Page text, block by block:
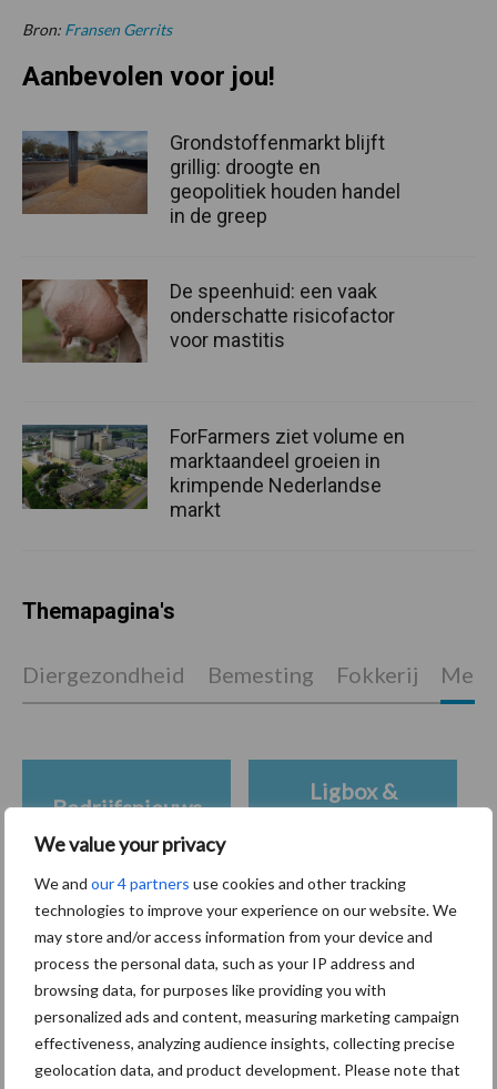
We value your privacy
We and our 4 partners use cookies and other tracking
technologies to improve your experience on our website. We
may store and/or access information from your device and
process the personal data, such as your IP address and
browsing data, for purposes like providing you with
personalized ads and content, measuring marketing campaign
effectiveness, analyzing audience insights, collecting precise
geolocation data, and product development. Please note that
Bron: Fransen Gerrits
Primaire
Recent nieuws Partner nieuws
Aanbevolen voor jou!
Grondstoffenmarkt blijft
grillig: droogte en
geopolitiek houden handel
in de greep
De speenhuid: een vaak
onderschatte risicofactor
voor mastitis
ForFarmers ziet volume en
marktaandeel groeien in
krimpende Nederlandse
markt
Themapagina's
Diergezondheid Bemesting Fokkerij
Bedrijfsnieuws
Ligbox &
Toon meer